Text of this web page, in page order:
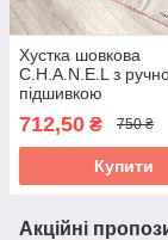
Хустка шовкова
C.H.A.N.E.L з
підшивкою
712,50 ₴ 750 ₴
Купити
Акційні